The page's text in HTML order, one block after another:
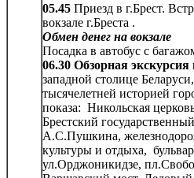
05.45 Приезд в г.Брест.
вокзале г.Бреста .
Обмен денег на вокзале
Посадка в автобус с
06.30 Обзорная экскурсия
западной столице
тысячелетней историей
показа: Никольская
Брестский
А.С.Пушкина,
культуры и отдыха,
ул.Орджоникидзе,